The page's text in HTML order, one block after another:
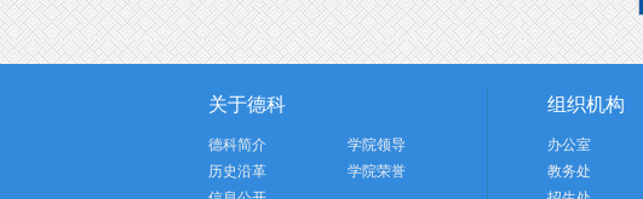
关于德科
德科简介
学院领导
历史沿革
学院荣誉
组织机构
办公室
教务处